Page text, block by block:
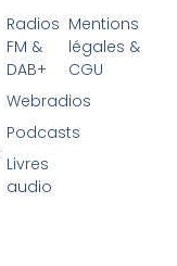
Radios
FM &
DAB+
Webradios
Podcasts
Livres
audio
Mentions
légales &
CGU